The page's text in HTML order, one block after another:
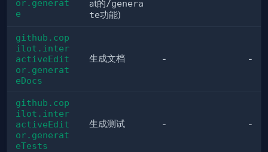
or.generat
e
at的/genera
te功能)
github.cop
ilot.inter
activeEdit
or.generat
eDocs
生成文档 - -
github.cop
ilot.inter
activeEdit
or.generat
eTests
生成测试 - -